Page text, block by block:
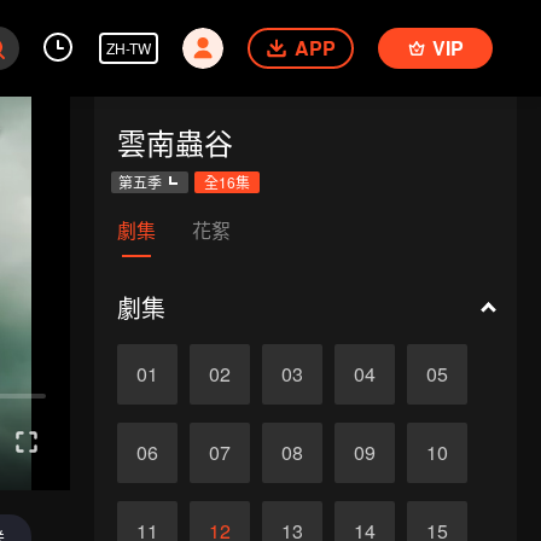
ZH-TW APP VIP
雲南蟲谷
第五季 全16集
劇集 花絮
劇集
01 02 03 04 05
06 07 08 09 10
11 12 13 14 15